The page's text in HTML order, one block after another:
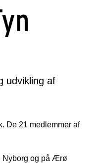
udvikling af
De 21 medlemmer af
Nyborg og på Ærø